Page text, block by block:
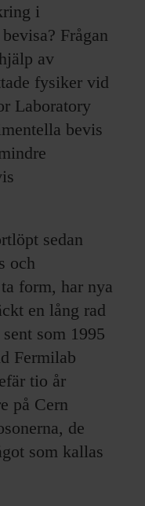
i
Frågan
av
fysiker vid
Laboratory
bevis
sedan
och
form, har nya
en lång rad
som 1995
Fermilab
tio år
på Cern
de
som kallas